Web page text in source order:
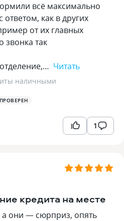
всё максимально
ответом, как в других
от их главных
звонка так
Читать
наличными
ПРОВЕРЕН
1
кредита на месте
а они — сюрприз, опять